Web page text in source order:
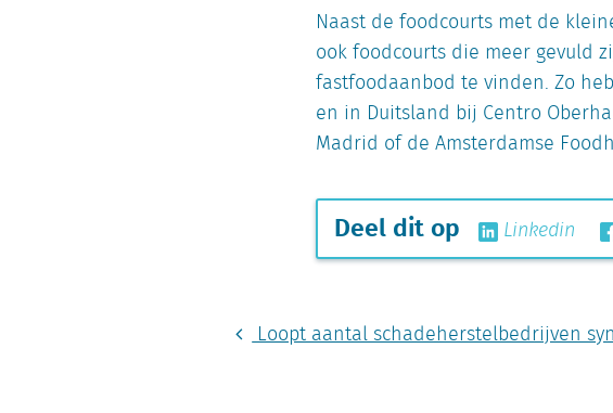
Naast de foodcourts met de
ook foodcourts die meer gevuld
fastfoodaanbod te vinden. Zo
en in Duitsland bij Centro
Madrid of de Amsterdamse
Deel dit op Linkedin
Loopt aantal schadeherstelbedrijven